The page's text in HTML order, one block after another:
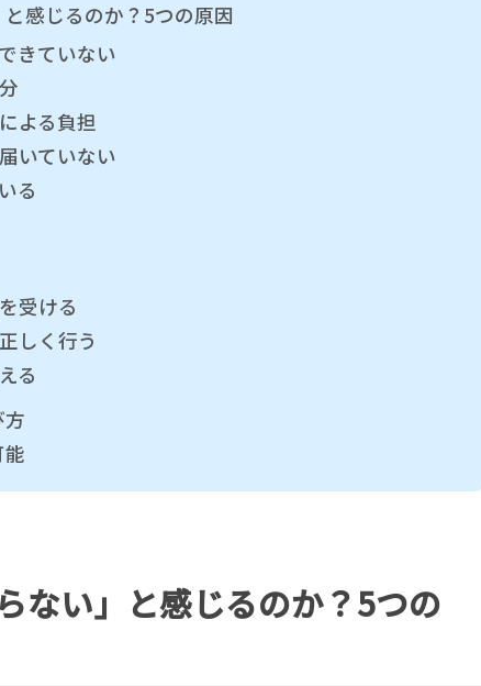
感じるのか？5つの原因
きていない
よる負担
いていない
る
受ける
しく行う
る
ない」と感じるのか？5つの